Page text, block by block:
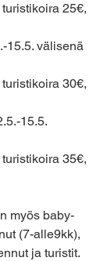
25€,
15.5. välisenä
30€,
15.5.
35€,
myös baby-
(7-alle9kk),
ja turistit.